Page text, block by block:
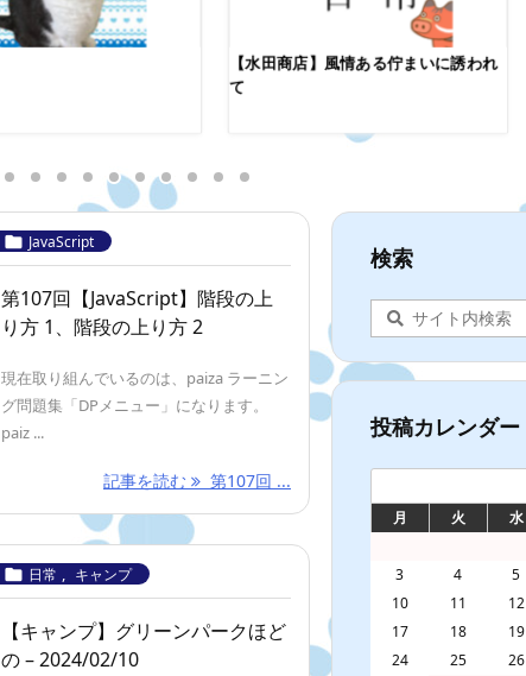
【水田商店】風情ある佇まいに誘われ
て
 JavaScript
第107回【JavaScript】階段の上
り方 1、階段の上り方 2
現在取り組んでいるのは、paiza ラーニン
グ問題集「DPメニュー」になります。
paiz ...
記事を読む 第107回 ...
 日常 , キャンプ
【キャンプ】グリーンパークほど
の – 2024/02/10
検索
投稿カレンダー
月
火 水
3
4 5
10
11 12
17
18 19
24
25 26